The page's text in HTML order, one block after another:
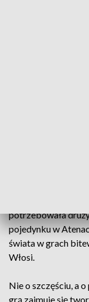
potrzebowała
pojedynku w
świata w grach
Włosi.
Nie o szczęściu, a
grą zajmuje się